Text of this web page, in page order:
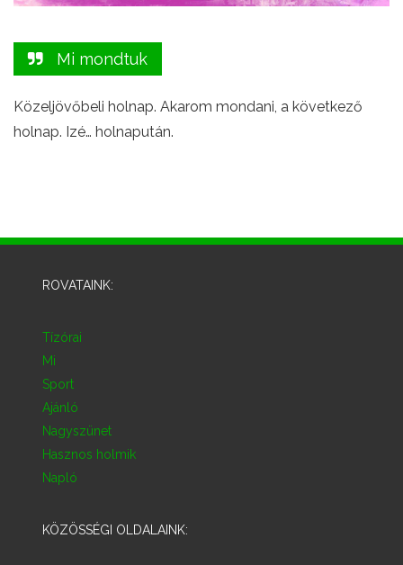
Mi mondtuk
Közeljövőbeli holnap. Akarom mondani, a következő
holnap. Izé… holnapután.
ROVATAINK:
Tízórai
Mi
Sport
Ajánló
Nagyszünet
Hasznos holmik
Napló
KÖZÖSSÉGI OLDALAINK: